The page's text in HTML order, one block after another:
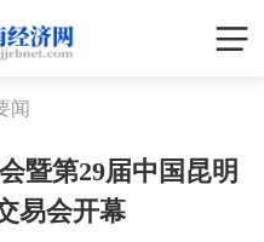
闻
暨第29届中国昆明
易会开幕